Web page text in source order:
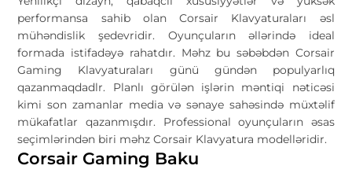
performansa sahib olan Corsair Klavyaturaları əsl
mühəndislik şedevridir. Oyunçuların əllərində ideal
formada istifadəyə rahatdır. Məhz bu səbəbdən Corsair
Gaming Klavyaturaları günü gündən populyarlıq
qazanmaqdadlr. Planlı görülən işlərin məntiqi nəticəsi
kimi son zamanlar media və sənaye sahəsində müxtəlif
mükafatlar qazanmışdır. Professional oyunçuların əsas
seçimlərindən biri məhz Corsair Klavyatura modelləridir.
Corsair Gaming Baku